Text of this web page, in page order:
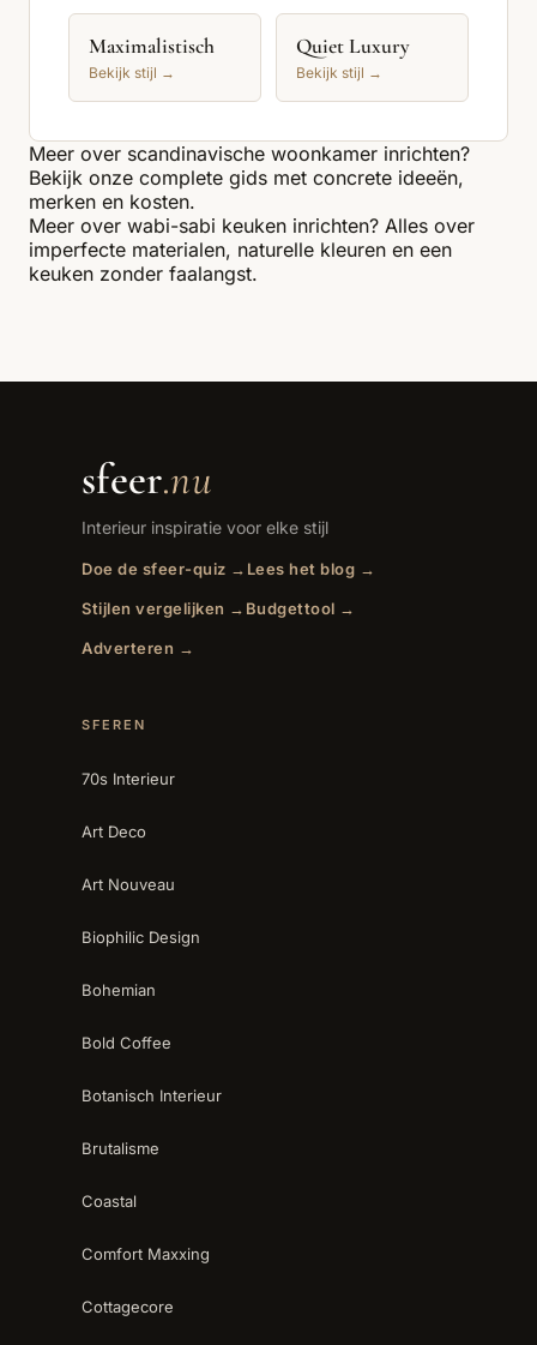
Maximalistisch
Bekijk stijl →
Quiet Luxury
Bekijk stijl →
Meer over scandinavische woonkamer inrichten?
Bekijk onze complete gids met concrete ideeën,
merken en kosten.
Meer over wabi-sabi keuken inrichten? Alles over
imperfecte materialen, naturelle kleuren en een
keuken zonder faalangst.
sfeer.nu
Interieur inspiratie voor elke stijl
Doe de sfeer-quiz → Lees het blog →
Stijlen vergelijken → Budgettool →
Adverteren →
SFEREN
70s Interieur
Art Deco
Art Nouveau
Biophilic Design
Bohemian
Bold Coffee
Botanisch Interieur
Brutalisme
Coastal
Comfort Maxxing
Cottagecore